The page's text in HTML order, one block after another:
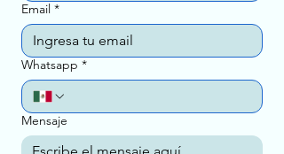
Email *
Whatsapp *
Mensaje